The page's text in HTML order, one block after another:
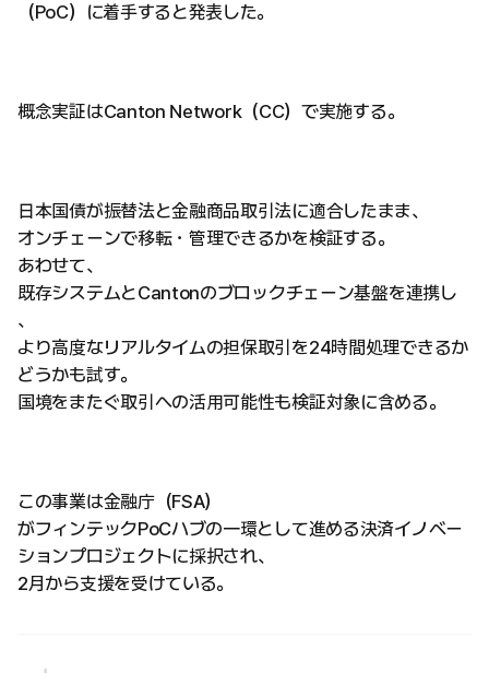
（PoC）に着手すると発表した。
概念実証はCanton Network（CC）で実施する。
日本国債が振替法と金融商品取引法に適合したまま、
オンチェーンで移転・管理できるかを検証する。
あわせて、
既存システムとCantonのブロックチェーン基盤を連携し
、
より高度なリアルタイムの担保取引を24時間処理できるか
どうかも試す。
国境をまたぐ取引への活用可能性も検証対象に含める。
この事業は金融庁（FSA）
がフィンテックPoCハブの一環として進める決済イノベー
ションプロジェクトに採択され、
2月から支援を受けている。